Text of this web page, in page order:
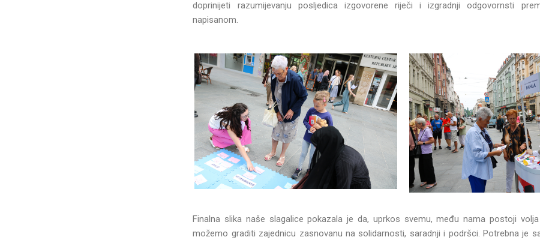
doprinijeti razumijevanju posljedica izgovorene riječi i izgradnji odgovornsti
napisanom.
Finalna slika naše slagalice pokazala je da, uprkos svemu, među nama postoji
možemo graditi zajednicu zasnovanu na solidarnosti, saradnji i podršci. Potrebna je